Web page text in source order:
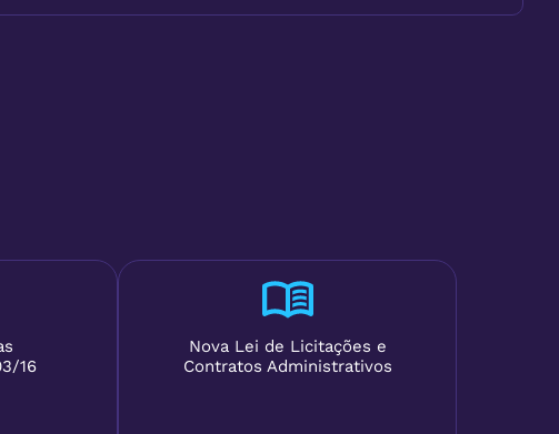
16
Nova Lei de Licitações e
Contratos Administrativos